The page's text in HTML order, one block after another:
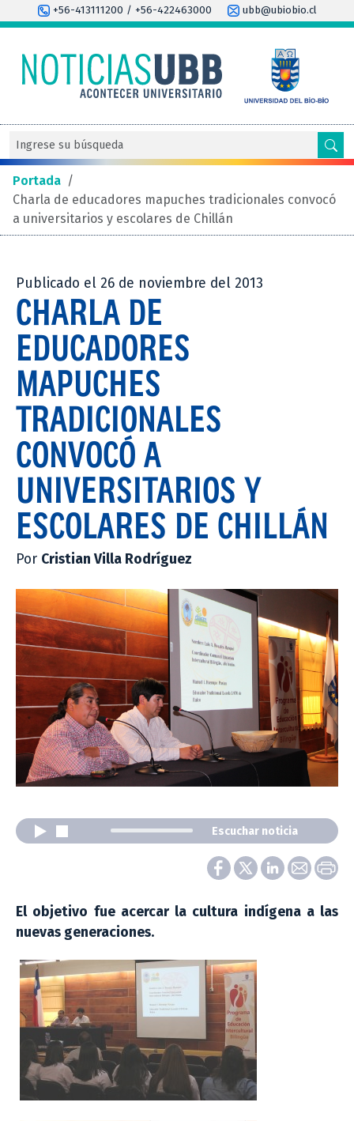
+56-413111200 / +56-422463000 ubb@ubiobio.cl
Portada /
Charla de educadores mapuches tradicionales convocó
a universitarios y escolares de Chillán
Publicado el 26 de noviembre del 2013
CHARLA DE
EDUCADORES
MAPUCHES
TRADICIONALES
CONVOCÓ A
UNIVERSITARIOS Y
ESCOLARES DE CHILLÁN
Por Cristian Villa Rodríguez
Escuchar noticia
El objetivo fue acercar la cultura indígena a las
nuevas generaciones.